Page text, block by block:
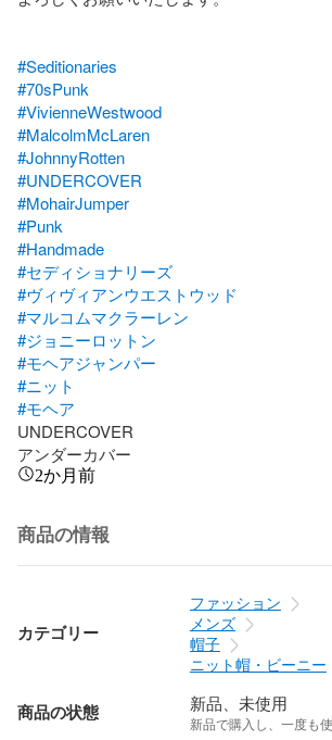
#Seditionaries
#70sPunk
#VivienneWestwood
#MalcolmMcLaren
#JohnnyRotten
#UNDERCOVER
#MohairJumper
#Punk
#Handmade
#セディショナリーズ
#ヴィヴィアンウエストウッド
#マルコムマクラーレン
#ジョニーロットン
#モヘアジャンパー
#ニット
#モヘア
UNDERCOVER
アンダーカバー
2か月前
商品の情報
カテゴリー
ファッション
メンズ
帽子
ニット帽・ビーニー
商品の状態 新品、未使用
新品で購入し、一度も